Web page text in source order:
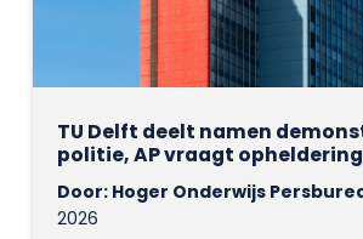
TU Delft deelt namen
politie, AP vraagt opheldering
Door: Hoger Onderwijs
2026